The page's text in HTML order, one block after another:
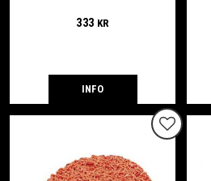
333 KR
INFO
Lägg till